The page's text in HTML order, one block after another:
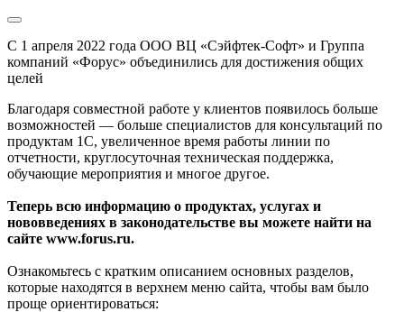
С 1 апреля 2022 года ООО ВЦ «Сэйфтек-Софт» и Группа
компаний «Форус» объединились для достижения общих
целей
Благодаря совместной работе у клиентов появилось больше
возможностей — больше специалистов для консультаций по
продуктам 1С, увеличенное время работы линии по
отчетности, круглосуточная техническая поддержка,
обучающие мероприятия и многое другое.
Теперь всю информацию о продуктах, услугах и
нововведениях в законодательстве вы можете найти на
сайте www.forus.ru.
Ознакомьтесь с кратким описанием основных разделов,
которые находятся в верхнем меню сайта, чтобы вам было
проще ориентироваться: